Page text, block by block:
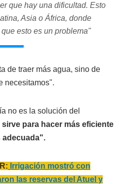
que hay una dificultad. Esto
Asia o África, donde
esto es un problema"
de traer más agua, sino de
necesitamos".
no es la solución del
para hacer más eficiente
adecuada".
Irrigación mostró con
las reservas del Atuel y